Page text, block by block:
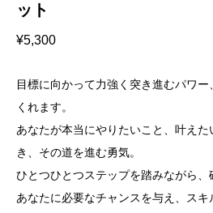
ット
¥5,300
目標に向かって力強く突き進むパワ
くれます。
あなたが本当にやりたいこと、叶え
き、その道を進む勇気。
ひとつひとつステップを踏みながら、
あなたに必要なチャンスを与え、スキ